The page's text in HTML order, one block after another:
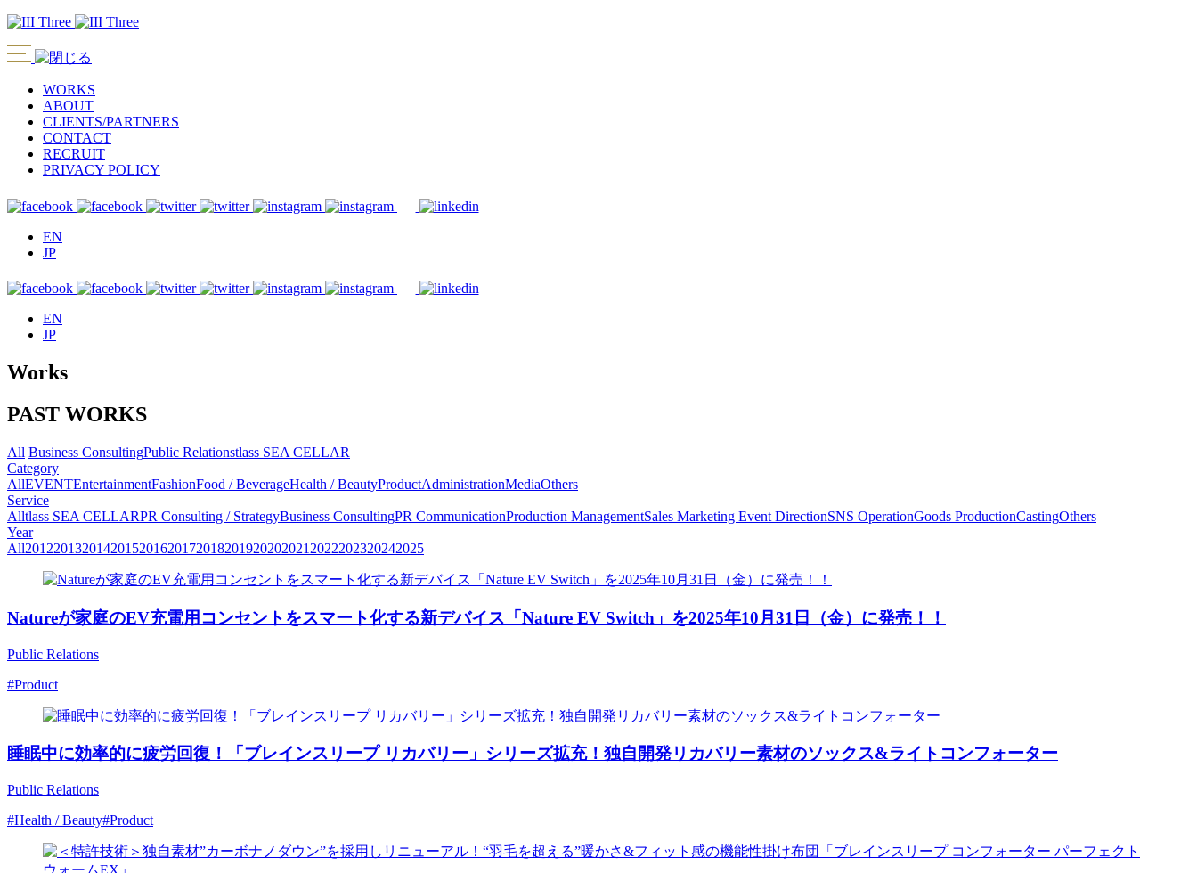
WORKS
ABOUT
CLIENTS/PARTNERS
CONTACT
RECRUIT
PRIVACY POLICY
EN
JP
EN
JP
Works
PAST WORKS
All Business ConsultingPublic Relationstlass SEA CELLAR
Category
AllEVENTEntertainmentFashionFood / BeverageHealth / BeautyProductAdministrationMediaOthers
Service
Alltlass SEA CELLARPR Consulting / StrategyBusiness ConsultingPR CommunicationProduction ManagementSales Marketing Event DirectionSNS OperationGoods ProductionCastingOthers
Year
All2012201320142015201620172018201920202021 2022202320242025
Natureが家庭のEV充電用コンセントをスマート化する新デバイス「Nature EV Switch」を2025年10月31日（金）に発売！！
Public Relations
#Product
睡眠中に効率的に疲労回復！「ブレインスリープ リカバリー」シリーズ拡充！独自開発リカバリー素材のソックス&ライトコンフォーター
Public Relations
#Health / Beauty#Product